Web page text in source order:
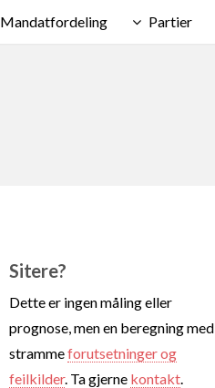
Mandatfordeling Partier
Sitere?
Dette er ingen måling eller
prognose, men en beregning med
strammeforutsetninger og
feilkilder. Ta gjerne kontakt